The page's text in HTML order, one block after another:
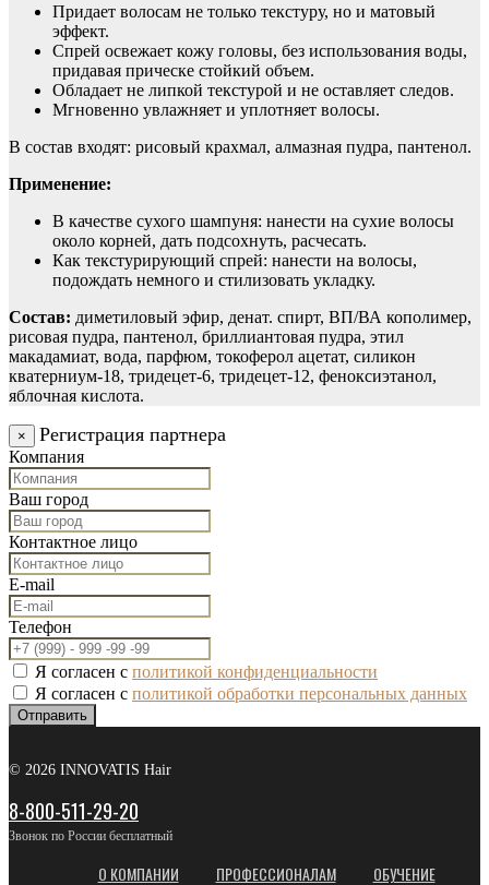
Придает волосам не только текстуру, но и матовый
эффект.
Спрей освежает кожу головы, без использования воды,
придавая прическе стойкий объем.
Обладает не липкой текстурой и не оставляет следов.
Мгновенно увлажняет и уплотняет волосы.
В состав входят: рисовый крахмал, алмазная пудра, пантенол.
Применение:
В качестве сухого шампуня: нанести на сухие волосы
около корней, дать подсохнуть, расчесать.
Как текстурирующий спрей: нанести на волосы,
подождать немного и стилизовать укладку.
Состав: диметиловый эфир, денат. спирт, ВП/ВА кополимер,
рисовая пудра, пантенол, бриллиантовая пудра, этил
макадамиат, вода, парфюм, токоферол ацетат, силикон
кватерниум-18, тридецет-6, тридецет-12, феноксиэтанол,
яблочная кислота.
× Регистрация партнера
Компания
Ваш город
Контактное лицо
E-mail
Телефон
Я согласен с политикой конфиденциальности
Я согласен с политикой обработки персональных данных
Отправить
© 2026 INNOVATIS Hair
8-800-511-29-20
Звонок по России бесплатный
О КОМПАНИИ ПРОФЕССИОНАЛАМ
ОБУЧЕНИЕ